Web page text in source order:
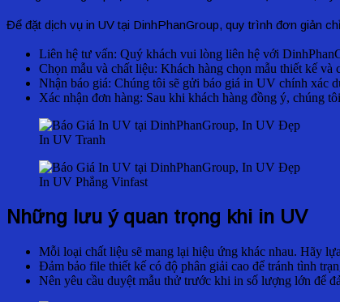
Để đặt dịch vụ in UV tại DinhPhanGroup, quy trình đơn giản
Liên hệ tư vấn: Quý khách vui lòng liên hệ với
Chọn mẫu và chất liệu: Khách hàng chọn mẫu thiết kế và
Nhận báo giá: Chúng tôi sẽ gửi báo giá in UV chính xác
Xác nhận đơn hàng: Sau khi khách hàng đồng ý, chúng
In UV Tranh
In UV Phẳng Vinfast
Những lưu ý quan trọng khi in UV
Mỗi loại chất liệu sẽ mang lại hiệu ứng khác nhau. Hãy
Đảm bảo file thiết kế có độ phân giải cao để tránh tình
Nên yêu cầu duyệt mẫu thử trước khi in số lượng lớn để